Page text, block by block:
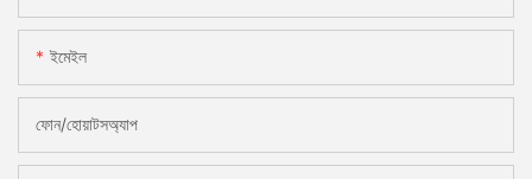
ইমেইল
ফোন/হোয়াটসঅ্যাপ